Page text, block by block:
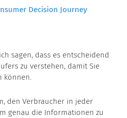
Decision Journey
sagen, dass es entscheidend
zu verstehen, damit Sie
können.
den Verbraucher in jeder
genau die Informationen zu